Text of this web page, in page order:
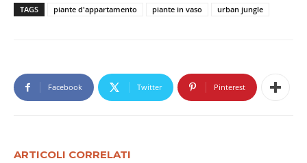
TAGS piante d'appartamento piante in vaso urban jungle
Facebook Twitter Pinterest
ARTICOLI CORRELATI